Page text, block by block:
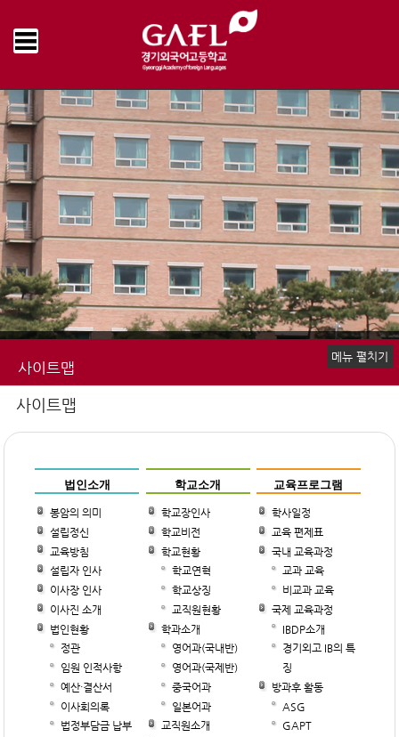
사이트맵
메뉴 펼치기
사이트맵
법인소개
봉암의 의미
설립정신
교육방침
설립자 인사
이사장 인사
이사진 소개
법인현황
정관
임원 인적사항
예산·결산서
이사회의록
법정부담금 납부
학교소개
학교장인사
학교비전
학교현황
학교연혁
학교상징
교직원현황
학과소개
영어과(국내반)
영어과(국제반)
중국어과
일본어과
교직원소개
교육프로그램
학사일정
교육 편제표
국내 교육과정
교과 교육
비교과 교육
국제 교육과정
IBDP소개
경기외고 IB의 특
징
방과후 활동
ASG
GAPT